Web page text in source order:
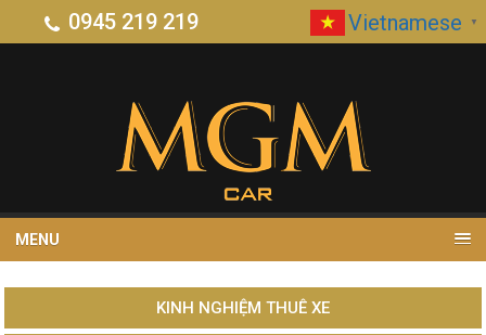
0945 219 219 Vietnamese ▼
MENU
KINH NGHIỆM THUÊ XE